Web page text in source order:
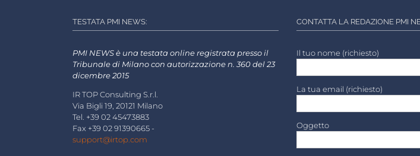
TESTATA PMI NEWS:
PMI NEWS è una testata online registrata presso il
Tribunale di Milano con autorizzazione n. 360 del 23
dicembre 2015
IR TOP Consulting S.r.l.
Via Bigli 19, 20121 Milano
Tel. +39 02 45473883
Fax +39 02 91390665 -
support@irtop.com
CONTATTA LA REDAZIONE PMI
Il tuo nome (richiesto)
La tua email (richiesto)
Oggetto